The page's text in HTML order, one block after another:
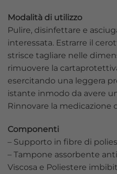
Modalità di utilizzo
Pulire, disinfettare e
interessata. Estrarre il
strisce tagliare nelle
rimuovere la
esercitando una leggera
istante inmodo da avere
Rinnovare la medicazione
Componenti
– Supporto in fibre di
– Tampone assorbente
Viscosa e Poliestere